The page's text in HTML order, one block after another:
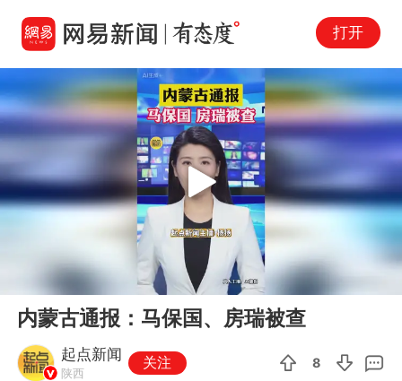
打开
00:17
Play
内蒙古通报：马保国、房瑞被查
起点新闻
陕西
关注 8